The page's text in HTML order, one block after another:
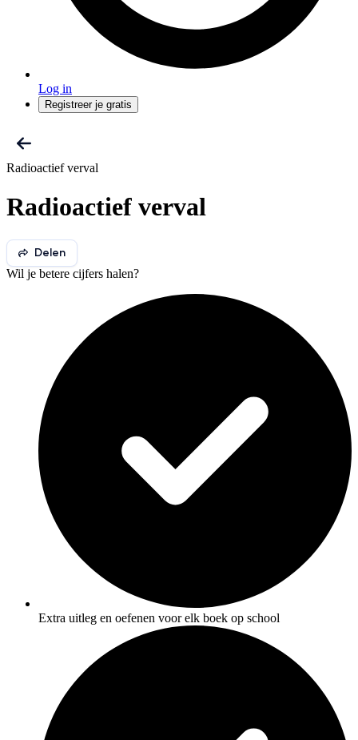
Log in
Registreer je gratis
Radioactief verval
Radioactief verval
Delen
Wil je betere cijfers halen?
Extra uitleg en oefenen voor elk boek op school